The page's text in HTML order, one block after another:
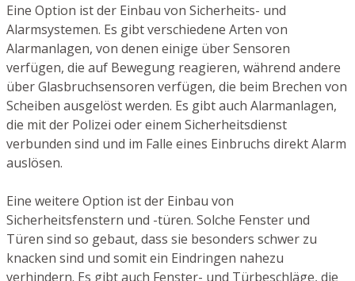
Eine Option ist der Einbau von Sicherheits- und
Alarmsystemen. Es gibt verschiedene Arten von
Alarmanlagen, von denen einige über Sensoren
verfügen, die auf Bewegung reagieren, während andere
über Glasbruchsensoren verfügen, die beim Brechen von
Scheiben ausgelöst werden. Es gibt auch Alarmanlagen,
die mit der Polizei oder einem Sicherheitsdienst
verbunden sind und im Falle eines Einbruchs direkt Alarm
auslösen.
Eine weitere Option ist der Einbau von
Sicherheitsfenstern und -türen. Solche Fenster und
Türen sind so gebaut, dass sie besonders schwer zu
knacken sind und somit ein Eindringen nahezu
verhindern. Es gibt auch Fenster- und Türbeschläge, die